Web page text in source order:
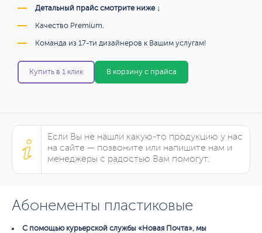
Детальный прайс смотрите ниже ↓
Качество Premium.
Команда из 17-ти дизайнеров к Вашим услугам!
Купить в 1 клик В корзину с прайса
Если Вы не нашли какую-то продукцию у нас
на сайте — позвоните или напишите нам и
менеджеры с радостью Вам помогут.
Абонементы пластиковые
С помощью курьерской службы «Новая Почта», мы